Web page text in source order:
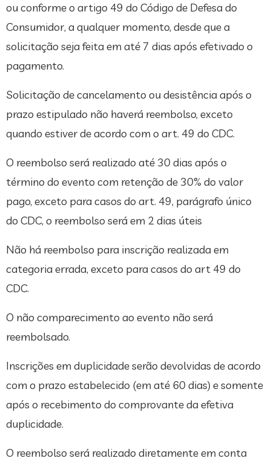
ou conforme o artigo 49 do Código de Defesa do
Consumidor, a qualquer momento, desde que a
solicitação seja feita em até 7 dias após efetivado o
pagamento.
Solicitação de cancelamento ou desistência após o
prazo estipulado não haverá reembolso, exceto
quando estiver de acordo com o art. 49 do CDC.
O reembolso será realizado até 30 dias após o
término do evento com retenção de 30% do valor
pago, exceto para casos do art. 49, parágrafo único
do CDC, o reembolso será em 2 dias úteis
Não há reembolso para inscrição realizada em
categoria errada, exceto para casos do art 49 do
CDC.
O não comparecimento ao evento não será
reembolsado.
Inscrições em duplicidade serão devolvidas de acordo
com o prazo estabelecido (em até 60 dias) e somente
após o recebimento do comprovante da efetiva
duplicidade.
O reembolso será realizado diretamente em conta